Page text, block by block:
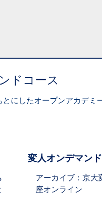
ドコース
にしたオープンアカデ
変人オンデマンド
アーカイブ：京大
座オンライン